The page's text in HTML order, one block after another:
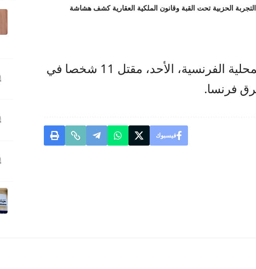
الحزبية تحت القبة وقانون الملكية العقارية كشف هشاشة
صراحة نيوز- أعلنت السلطات المحلية الفرنسية، الأحد، مقتل 11 شخصا في
فرنسا.
فيسبوك